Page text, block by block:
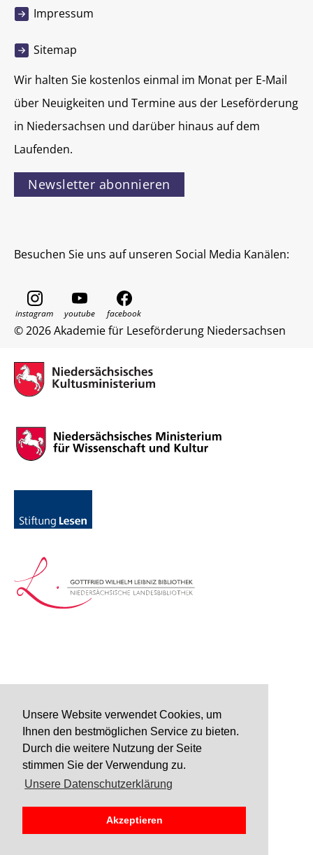
Unsere Website verwendet Cookies, um
Ihnen den bestmöglichen Service zu bieten.
Durch die weitere Nutzung der Seite
stimmen Sie der Verwendung zu.
Unsere Datenschutzerklärung
Akzeptieren
Impressum
Sitemap
Wir halten Sie kostenlos einmal im Monat per E-Mail
über Neuigkeiten und Termine aus der Leseförderung
in Niedersachsen und darüber hinaus auf dem
Laufenden.
Newsletter abonnieren
Besuchen Sie uns auf unseren Social Media Kanälen:
© 2026 Akademie für Leseförderung Niedersachsen